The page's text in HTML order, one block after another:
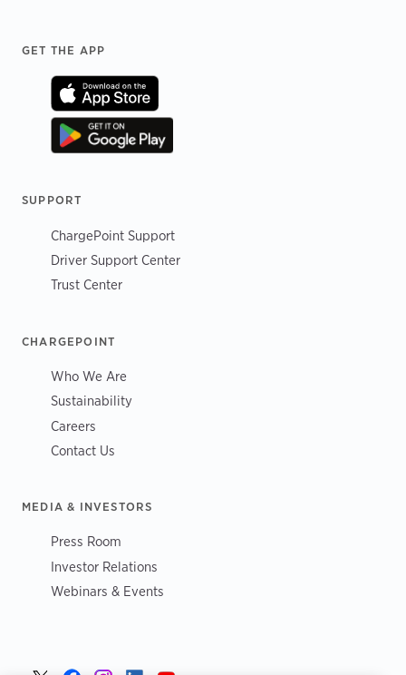
Footer
GET THE APP
SUPPORT
ChargePoint Support
Driver Support Center
Trust Center
CHARGEPOINT
Who We Are
Sustainability
Careers
Contact Us
MEDIA & INVESTORS
Press Room
Investor Relations
Webinars & Events